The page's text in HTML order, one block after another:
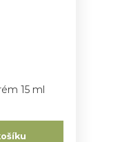
15 ml